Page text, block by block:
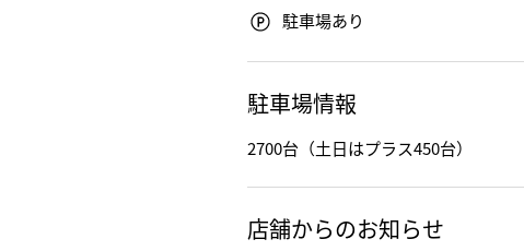
駐車場あり
駐車場情報
2700台（土日はプラス450台）
店舗からのお知らせ